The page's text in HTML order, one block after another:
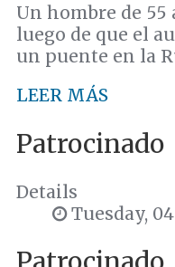
Un hombre de
luego de que el
un puente en la
LEER MÁS
Patrocinado
Details
Tuesday,